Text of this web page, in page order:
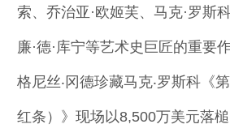
索、乔治亚·欧姬芙、马克·罗斯
廉·德·库宁等艺术史巨匠的重要
格尼丝‧冈德珍藏马克‧罗斯科《
红条）》现场以8,500万美元落